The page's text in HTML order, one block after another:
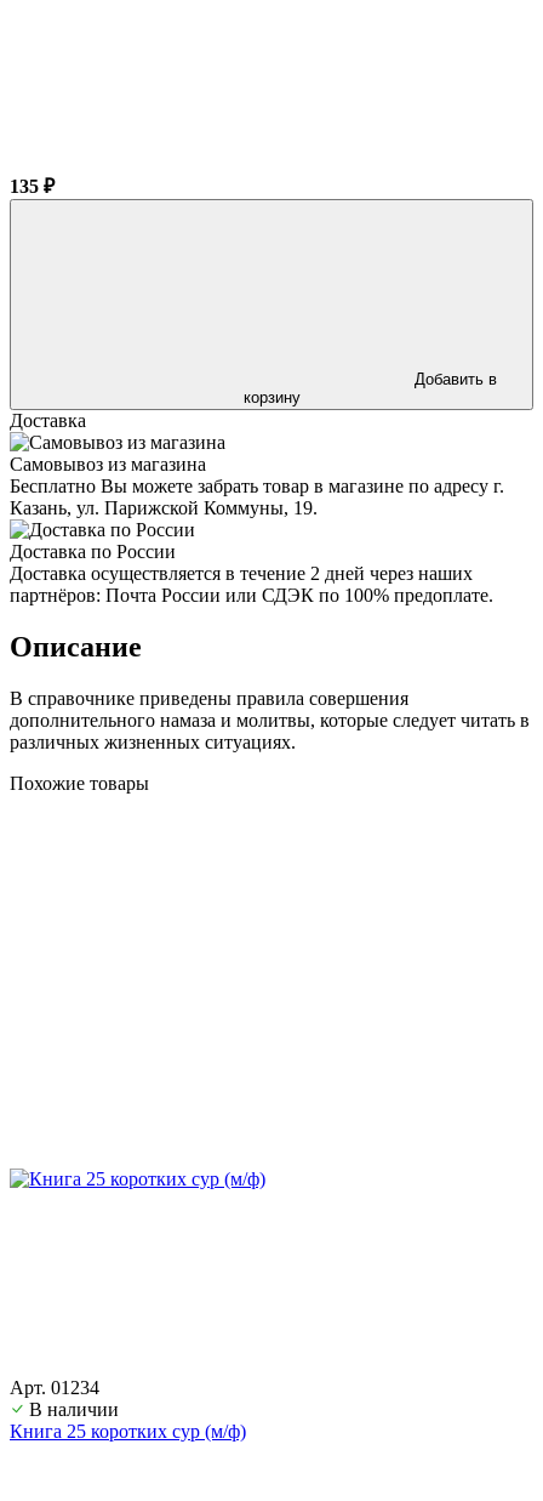
135 ₽
Добавить в
корзину
Доставка
Самовывоз из магазина
Бесплатно Вы можете забрать товар в магазине по адресу г.
Казань, ул. Парижской Коммуны, 19.
Доставка по России
Доставка осуществляется в течение 2 дней через наших
партнёров: Почта России или СДЭК по 100% предоплате.
Описание
В справочнике приведены правила совершения
дополнительного намаза и молитвы, которые следует читать в
различных жизненных ситуациях.
Похожие товары
Арт. 01234
В наличии
Книга 25 коротких сур (м/ф)